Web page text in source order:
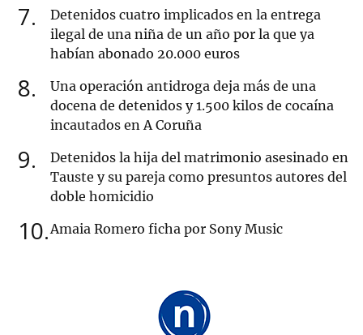
7
Detenidos cuatro implicados en la entrega
ilegal de una niña de un año por la que ya
habían abonado 20.000 euros
8
Una operación antidroga deja más de una
docena de detenidos y 1.500 kilos de cocaína
incautados en A Coruña
9
Detenidos la hija del matrimonio asesinado en
Tauste y su pareja como presuntos autores del
doble homicidio
10 Amaia Romero ficha por Sony Music